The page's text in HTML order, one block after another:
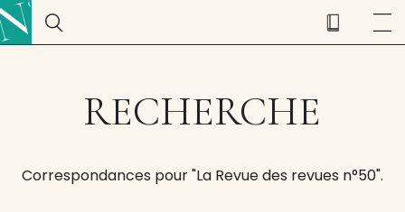
RECHERCHE
Correspondances pour "La Revue des revues n°50".